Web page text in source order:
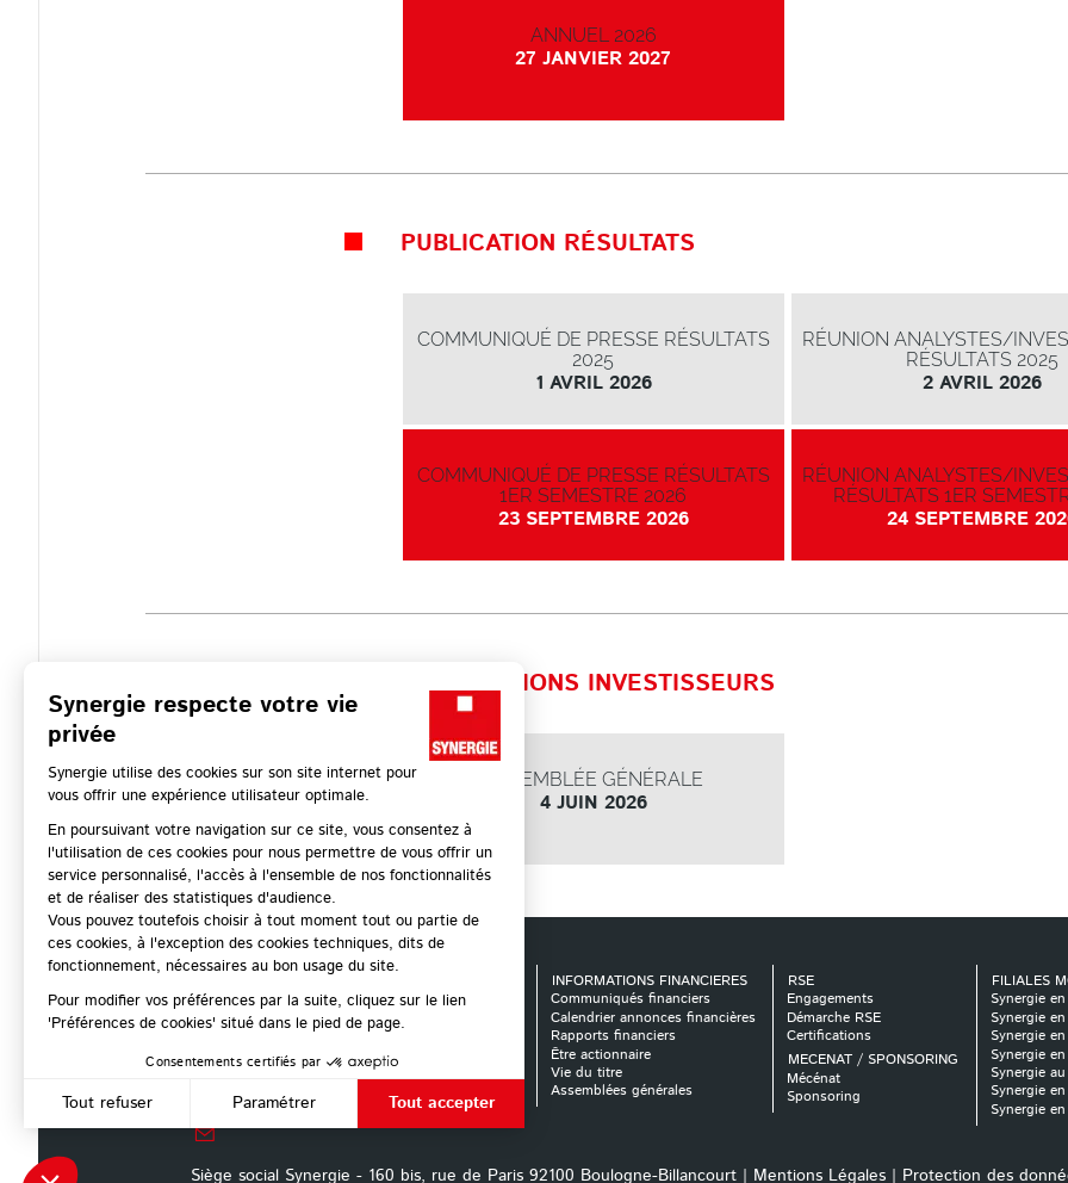
ANNUEL 2026
27 JANVIER 2027
PUBLICATION RÉSULTATS
COMMUNIQUÉ DE PRESSE RÉSULTATS
2025
1 AVRIL 2026
RÉUNION ANALYSTES/
RÉSULTATS 2025
2 AVRIL 2026
COMMUNIQUÉ DE PRESSE RÉSULTATS
1ER SEMESTRE 2026
23 SEPTEMBRE 2026
RÉUNION ANALYSTES/
RÉSULTATS 1ER
24 SEPTEMBRE
INFORMATIONS INVESTISSEURS
ASSEMBLÉE GÉNÉRALE
4 JUIN 2026
Qui sommes-nous ?
Gouvernance
Chiffres clés
Implantations
Ambitions
Historique
INFORMATIONS FINANCIERES
Communiqués financiers
Calendrier annonces financières
Rapports financiers
Être actionnaire
Vie du titre
Assemblées générales
RSE
Engagements
Démarche RSE
Certifications
MECENAT / SPONSORING
Mécénat
Sponsoring
FILIALES
Synergie
Synergie
Synergie
Synergie
Synergie
Synergie
Synergie
Siège social Synergie - 160 bis, rue de Paris 92100 Boulogne-Billancourt | Mentions Légales | Protection des